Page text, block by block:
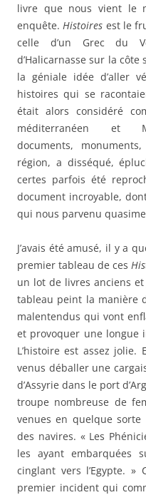
livre que nous vient le
enquête.Histoires est le
celle d’un Grec du
d’Halicarnasse sur la
la géniale idée d’aller
histoires qui se
était alors considéré
méditerranéen et
documents,
région, a disséqué,
certes parfois été
document incroyable,
qui nous parvenu
J’avais été amusé, il y a
premier tableau de ces
un lot de livres anciens et
tableau peint la manière
malentendus qui vont
et provoquer une longue
L’histoire est assez jolie.
venus déballer une
d’Assyrie dans le port
troupe nombreuse de
venues en quelque
des navires. « Les
les ayant embarquées
cinglant vers l’Egypte.
premier incident qui